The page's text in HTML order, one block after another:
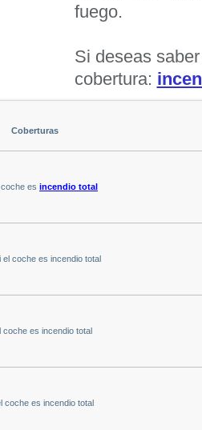
fuego.
Si deseas
cobertura:
Coberturas
es incendio total
coche es incendio total
coche es incendio total
coche es incendio total